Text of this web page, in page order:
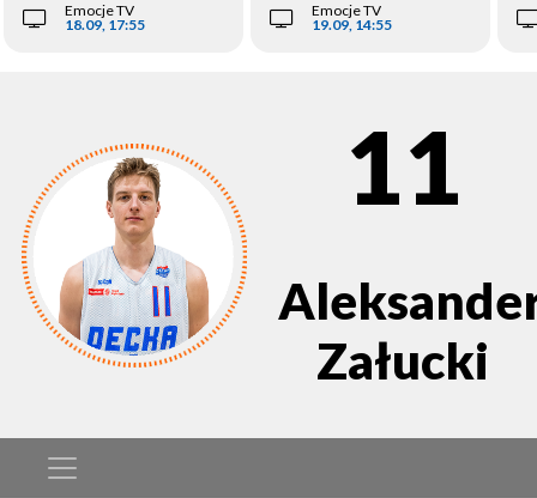
Emocje TV
18.09, 17:55
Emocje TV
19.09, 14:55
11
Załucki